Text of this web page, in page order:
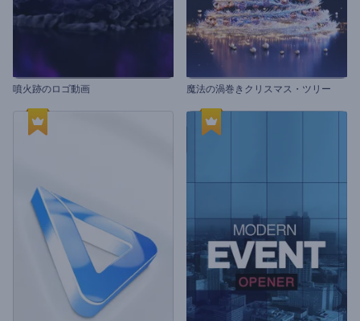
噴火跡のロゴ動画 魔法の渦巻きクリスマス・ツリー